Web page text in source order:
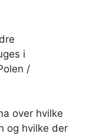
i
/
over hvilke
og hvilke der